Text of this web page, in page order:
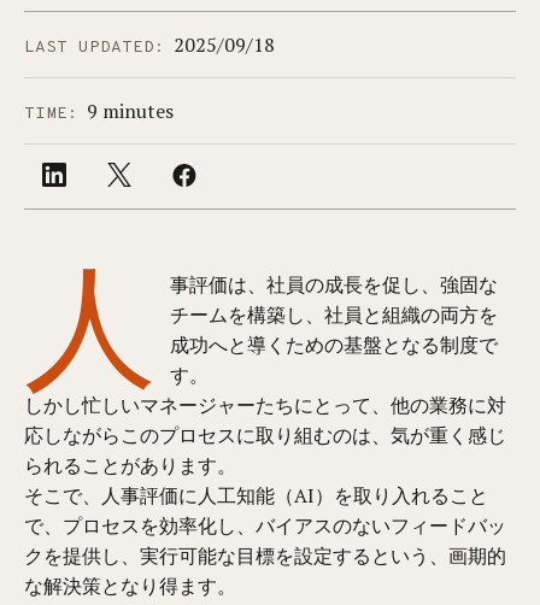
LAST UPDATED: 2025/09/18
TIME: 9 minutes
人
事評価は、社員の成長を促し、強固な
チームを構築し、社員と組織の両方を
成功へと導くための基盤となる制度で
す。
しかし忙しいマネージャーたちにとって、他の業務に対
応しながらこのプロセスに取り組むのは、気が重く感じ
られることがあります。
そこで、人事評価に人工知能（AI）を取り入れること
で、プロセスを効率化し、バイアスのないフィードバッ
クを提供し、実行可能な目標を設定するという、画期的
な解決策となり得ます。